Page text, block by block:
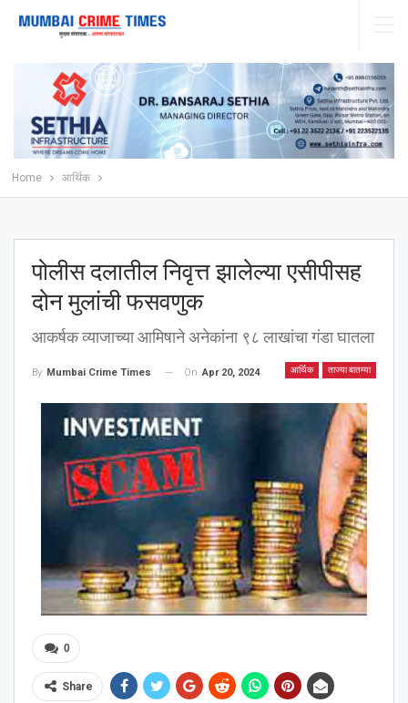
Home आर्थिक
पोलीस दलातील निवृत्त झालेल्या एसीपीसह
दोन मुलांची फसवणुक
आकर्षक व्याजाच्या आमिषाने अनेकांना ९८ लाखांचा गंडा घातला
आर्थिक ताज्या बातम्या
By Mumbai Crime Times On Apr 20, 2024
0
Share